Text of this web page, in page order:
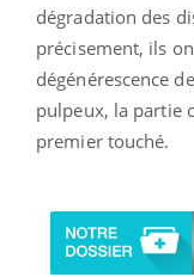
dégradation des
précisement, ils
dégénérescence
pulpeux, la partie
premier touché.